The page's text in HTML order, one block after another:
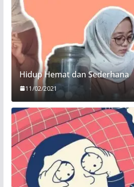
Hidup Hemat dan Sederhana
11/02/2021